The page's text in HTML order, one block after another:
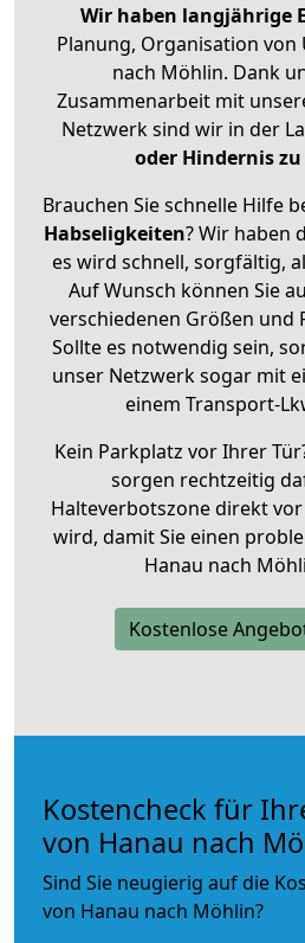
Wir haben langjährige
Planung, Organisation
nach Möhlin. Dank
Zusammenarbeit mit
Netzwerk sind wir in der
oder Hindernis
Brauchen Sie schnelle Hilfe
Habseligkeiten? Wir haben
es wird schnell, sorgfältig,
Auf Wunsch können Sie
verschiedenen Größen und
Sollte es notwendig sein,
unser Netzwerk sogar mit
einem Transport-
Kein Parkplatz vor Ihrer
sorgen rechtzeitig
Halteverbotszone direkt
wird, damit Sie einen
Hanau nach
Kostenlose
Kostencheck für
von Hanau nach
Sind Sie neugierig auf die
von Hanau nach Möhlin?